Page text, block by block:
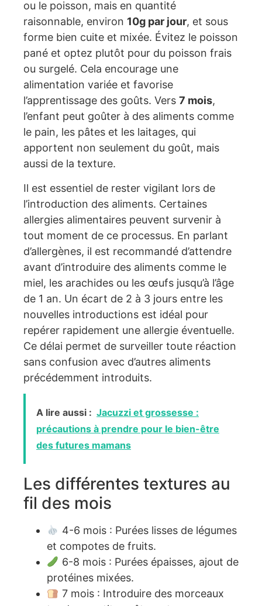
ou le poisson, mais en quantité
raisonnable, environ 10g par jour, et sous
forme bien cuite et mixée. Évitez le poisson
pané et optez plutôt pour du poisson frais
ou surgelé. Cela encourage une
alimentation variée et favorise
l’apprentissage des goûts. Vers 7 mois,
l’enfant peut goûter à des aliments comme
le pain, les pâtes et les laitages, qui
apportent non seulement du goût, mais
aussi de la texture.
Il est essentiel de rester vigilant lors de
l’introduction des aliments. Certaines
allergies alimentaires peuvent survenir à
tout moment de ce processus. En parlant
d’allergènes, il est recommandé d’attendre
avant d’introduire des aliments comme le
miel, les arachides ou les œufs jusqu’à l’âge
de 1 an. Un écart de 2 à 3 jours entre les
nouvelles introductions est idéal pour
repérer rapidement une allergie éventuelle.
Ce délai permet de surveiller toute réaction
sans confusion avec d’autres aliments
précédemment introduits.
A lire aussi : Jacuzzi et grossesse :
précautions à prendre pour le bien-être
des futures mamans
Les différentes textures au
fil des mois
4-6 mois : Purées lisses de légumes
et compotes de fruits.
6-8 mois : Purées épaisses, ajout de
protéines mixées.
7 mois : Introduire des morceaux